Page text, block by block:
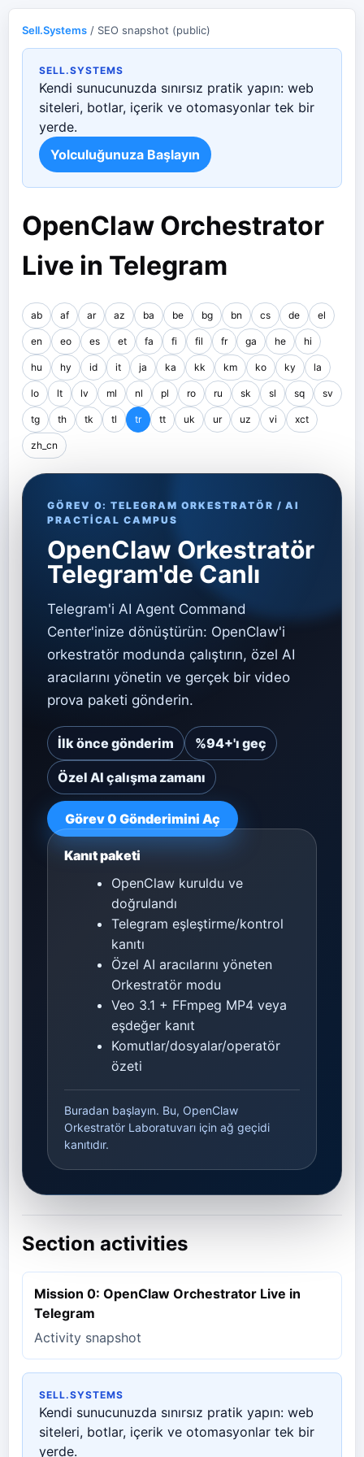
Sell.Systems / SEO snapshot (public)
SELL.SYSTEMS
Kendi sunucunuzda sınırsız pratik yapın: web
siteleri, botlar, içerik ve otomasyonlar tek bir
yerde.
Yolculuğunuza Başlayın
OpenClaw Orchestrator
Live in Telegram
ab af ar az ba be bg bn cs de el
en eo es et fa fi fil fr ga he hi
hu hy id it ja ka kk km ko ky la
lo lt lv ml nl pl ro ru sk sl sq sv
tg th tk tl tr tt uk ur uz vi xct
zh_cn
GÖREV 0: TELEGRAM ORKESTRATÖR / AI
PRACTICAL CAMPUS
OpenClaw Orkestratör
Telegram'de Canlı
Telegram'i AI Agent Command
Center'inize dönüştürün: OpenClaw'i
orkestratör modunda çalıştırın, özel AI
aracılarını yönetin ve gerçek bir video
prova paketi gönderin.
İlk önce gönderim %94+'ı geç
Özel AI çalışma zamanı
Görev 0 Gönderimini Aç
Kanıt paketi
OpenClaw kuruldu ve
doğrulandı
Telegram eşleştirme/kontrol
kanıtı
Özel AI aracılarını yöneten
Orkestratör modu
Veo 3.1 + FFmpeg MP4 veya
eşdeğer kanıt
Komutlar/dosyalar/operatör
özeti
Buradan başlayın. Bu, OpenClaw
Orkestratör Laboratuvarı için ağ geçidi
kanıtıdır.
Section activities
Mission 0: OpenClaw Orchestrator Live in
Telegram
Activity snapshot
SELL.SYSTEMS
Kendi sunucunuzda sınırsız pratik yapın: web
siteleri, botlar, içerik ve otomasyonlar tek bir
yerde.